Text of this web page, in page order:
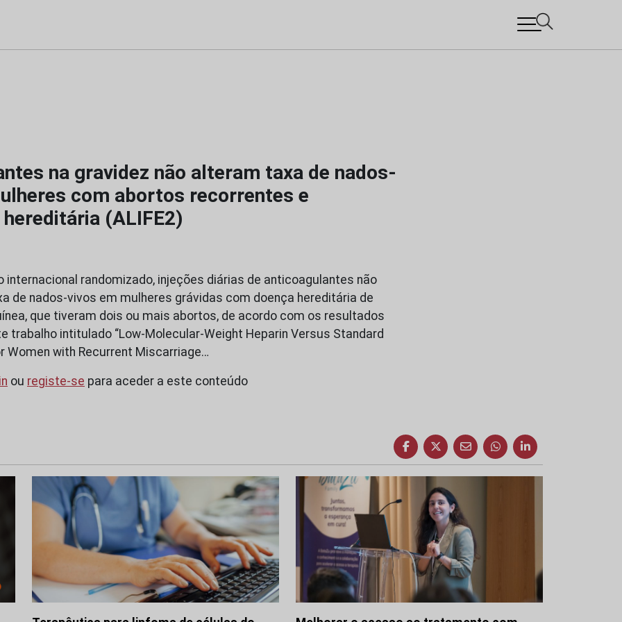
na gravidez não alteram taxa de nados-
com abortos recorrentes e
(ALIFE2)
internacional randomizado, injeções diárias de anticoagulantes não
de nados-vivos em mulheres grávidas com doença hereditária de
que tiveram dois ou mais abortos, de acordo com os resultados
trabalho intitulado “Low-Molecular-Weight Heparin Versus Standard
Women with Recurrent Miscarriage…
ou registe-se para aceder a este conteúdo